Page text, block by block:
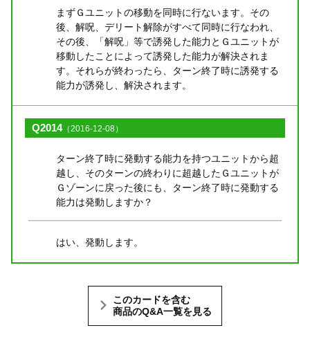
まずＧユニットの移動を同時に行ないます。その
後、解呪、デリート解除がすべて同時に行なわれ、
その後、「解呪」等で誘発した能力とＧユニットが
移動したことによって誘発した能力が解決されま
す。それらが終わったら、ターン終了時に誘発する
能力が誘発し、解決されます。
Q2014（2016-12-08）
ターン終了時に発動する能力を持つユニットから超
越し、そのターンの終わりに超越したＧユニットが
Ｇゾーンに戻った後にも、ターン終了時に発動する
能力は発動しますか？
はい、発動します。
このカードを含む
商品のQ&A一覧を見る